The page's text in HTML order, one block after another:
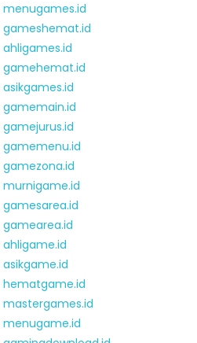
menugames.id
gameshemat.id
ahligames.id
gamehemat.id
asikgames.id
gamemain.id
gamejurus.id
gamemenu.id
gamezona.id
murnigame.id
gamesarea.id
gamearea.id
ahligame.id
asikgame.id
hematgame.id
mastergames.id
menugame.id